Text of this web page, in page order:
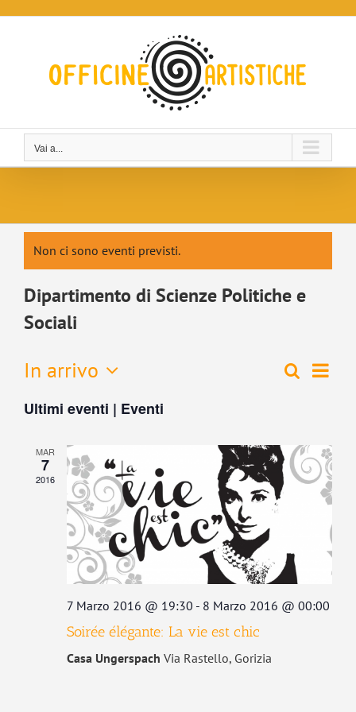
Vai a...
Non ci sono eventi previsti.
Dipartimento di Scienze Politiche e
Sociali
Eventi
viste
CercaLista
In arrivo
la
Ultimi eventi | Eventi
MAR
7
2016
7 Marzo 2016 @ 19:30 - 8 Marzo 2016 @ 00:00
Soirée élégante: La vie est chic
Casa Ungerspach Via Rastello, Gorizia